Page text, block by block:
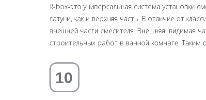
R-box-это универсальная система установки
латуни, как и верхняя часть. В отличие от
внешней части смесителя. Внешняя, видимая
строительных работ в ванной комнате.